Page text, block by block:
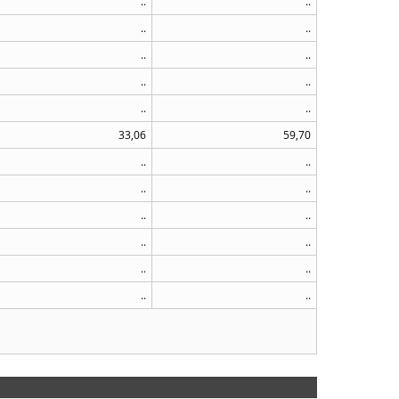
..
..
..
..
..
..
..
..
33,06
59,70
..
..
..
..
..
..
..
..
..
..
..
..